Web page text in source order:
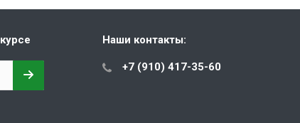
Наши контакты:
+7 (910) 417-35-60